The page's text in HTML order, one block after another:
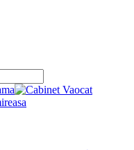
Escape